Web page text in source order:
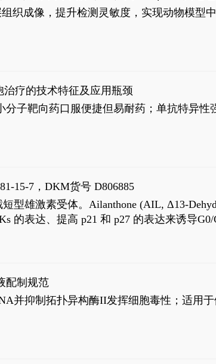
敏度、非侵入式生物发光动态追踪。
织成像，提升检测灵敏度，实现动物模型
疗的技术特征及应用瓶颈
子靶向药口服便捷但易耐药；单抗特异
15-7，DKM货号 D806885
雄激素受体。Ailanthone (AIL, Δ13-
的表达、提高 p21 和 p27 的表达来诱导
的抑制剂，对应的IC50值分别为69 nM和
配制规范
并抑制拓扑异构酶II发挥细胞毒性；适用